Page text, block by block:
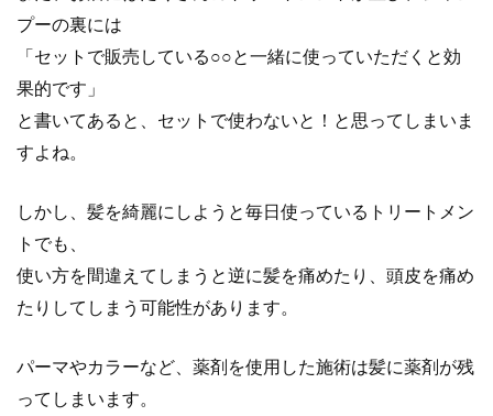
プーの裏には
「セットで販売している○○と一緒に使っていただくと効
果的です」
と書いてあると、セットで使わないと！と思ってしまいま
すよね。
しかし、髪を綺麗にしようと毎日使っているトリートメン
トでも、
使い方を間違えてしまうと逆に髪を痛めたり、頭皮を痛め
たりしてしまう可能性があります。
パーマやカラーなど、薬剤を使用した施術は髪に薬剤が残
ってしまいます。